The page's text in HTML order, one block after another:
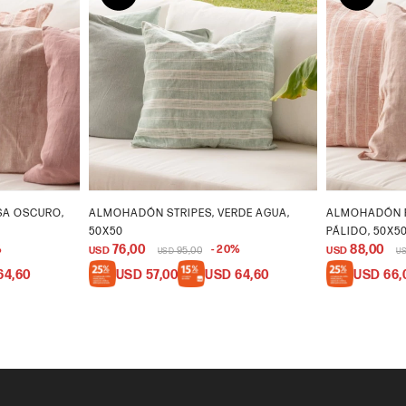
OSCURO,
ALMOHADÓN STRIPES, VERDE AGUA,
50X50
USD 76,00 USD 95,00 20
USD 57,00 USD 64,60
ALMOHADÓN
PÁLIDO, 50X50
USD 88,00
USD